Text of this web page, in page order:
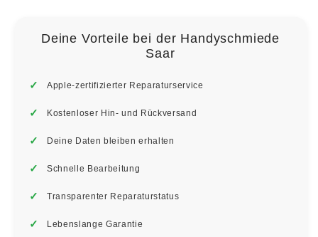
Deine Vorteile bei der Handyschmiede
Saar
Apple-zertifizierter Reparaturservice
Kostenloser Hin- und Rückversand
Deine Daten bleiben erhalten
Schnelle Bearbeitung
Transparenter Reparaturstatus
Lebenslange Garantie